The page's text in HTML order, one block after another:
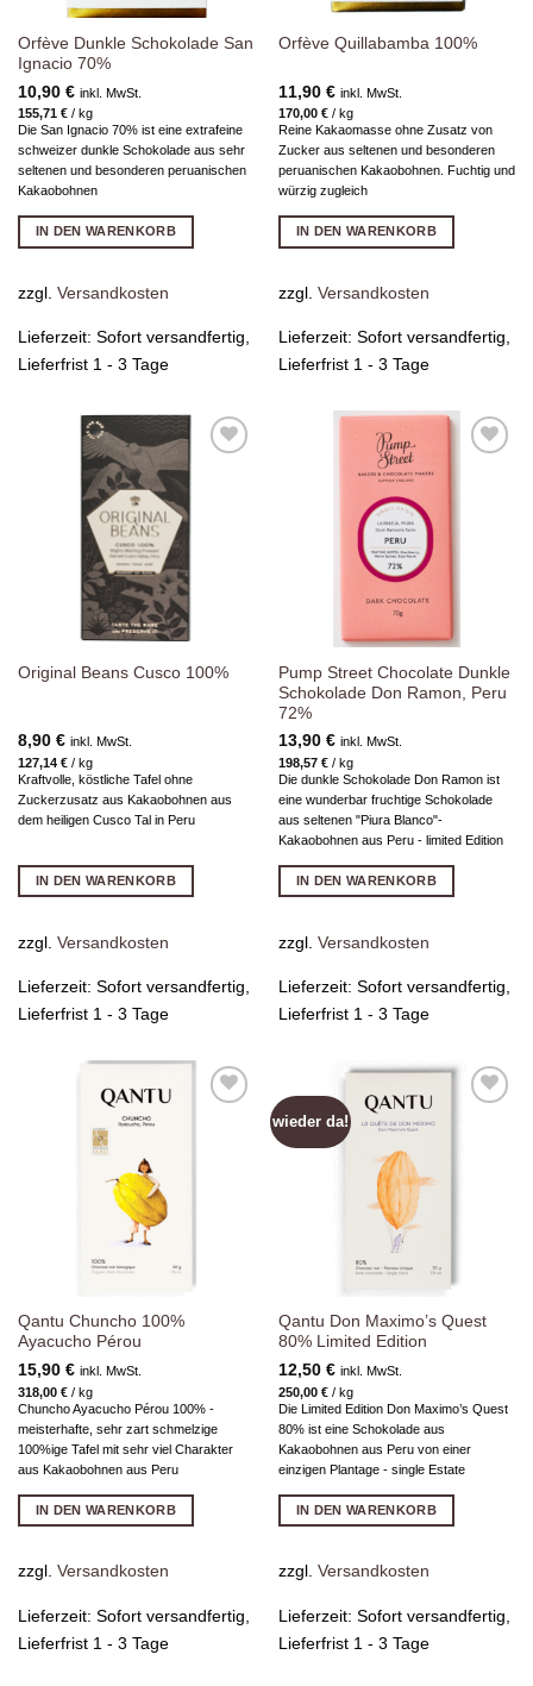
Orfève Dunkle Schokolade San
Ignacio 70%
10,90 € inkl. MwSt.
155,71 €/ kg
Die San Ignacio 70% ist eine extrafeine
schweizer dunkle Schokolade aus sehr
seltenen und besonderen peruanischen
Kakaobohnen
IN DEN WARENKORB
zzgl. Versandkosten
Lieferzeit: Sofort versandfertig,
Lieferfrist 1 - 3 Tage
Orfève Quillabamba 100%
11,90 € inkl. MwSt.
170,00 €/ kg
Reine Kakaomasse ohne Zusatz von
Zucker aus seltenen und besonderen
peruanischen Kakaobohnen. Fuchtig und
würzig zugleich
IN DEN WARENKORB
zzgl. Versandkosten
Lieferzeit: Sofort versandfertig,
Lieferfrist 1 - 3 Tage
Wunschliste
hinzufügen
Original Beans Cusco 100%
8,90 € inkl. MwSt.
127,14 €/ kg
Kraftvolle, köstliche Tafel ohne
Zuckerzusatz aus Kakaobohnen aus
dem heiligen Cusco Tal in Peru
IN DEN WARENKORB
zzgl. Versandkosten
Lieferzeit: Sofort versandfertig,
Lieferfrist 1 - 3 Tage
Pump Street Chocolate Dunkle
Schokolade Don Ramon, Peru
72%
13,90 € inkl. MwSt.
198,57 €/ kg
Die dunkle Schokolade Don Ramon ist
eine wunderbar fruchtige Schokolade
aus seltenen "Piura Blanco"-
Kakaobohnen aus Peru - limited Edition
IN DEN WARENKORB
zzgl. Versandkosten
Lieferzeit: Sofort versandfertig,
Lieferfrist 1 - 3 Tage
Qantu Chuncho 100%
Ayacucho Pérou
15,90 € inkl. MwSt.
318,00 €/ kg
Chuncho Ayacucho Pérou 100% -
meisterhafte, sehr zart schmelzige
100%ige Tafel mit sehr viel Charakter
aus Kakaobohnen aus Peru
IN DEN WARENKORB
zzgl. Versandkosten
Lieferzeit: Sofort versandfertig,
Lieferfrist 1 - 3 Tage
wieder da!
Qantu Don Maximo’s Quest
80% Limited Edition
12,50 € inkl. MwSt.
250,00 €/ kg
Die Limited Edition Don Maximo’s Quest
80% ist eine Schokolade aus
Kakaobohnen aus Peru von einer
einzigen Plantage - single Estate
IN DEN WARENKORB
zzgl. Versandkosten
Lieferzeit: Sofort versandfertig,
Lieferfrist 1 - 3 Tage